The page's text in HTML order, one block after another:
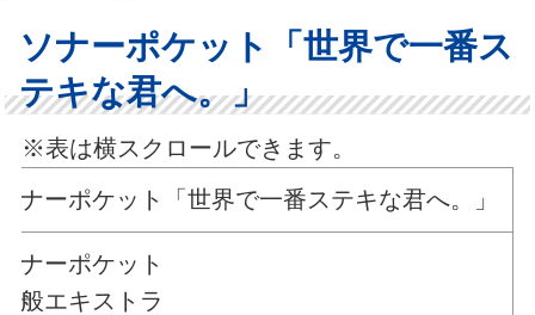
ソナーポケット「世界で一番ス
テキな君へ。」
※表は横スクロールできます。
ナーポケット「世界で一番ステキな君へ。」
ナーポケット
般エキストラ